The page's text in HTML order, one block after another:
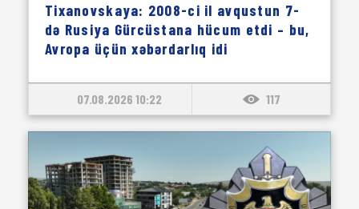
Tixanovskaya: 2008-ci il avqustun 7-
də Rusiya Gürcüstana hücum etdi – bu,
Avropa üçün xəbərdarlıq idi
07.08.2026 10:22 117